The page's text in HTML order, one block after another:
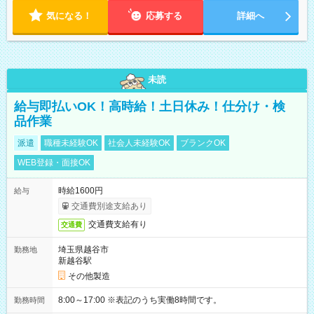
気になる！ 応募する 詳細へ
未読
給与即払いOK！高時給！土日休み！仕分け・検
品作業
派遣 職種未経験OK 社会人未経験OK
ブランクOK
WEB登録・面接OK
給与
時給1600円
交通費別途支給あり
交通費 交通費支給有り
勤務地
埼玉県越谷市
新越谷駅
その他製造
勤務時間 8:00～17:00 ※表記のうち実働8時間です。